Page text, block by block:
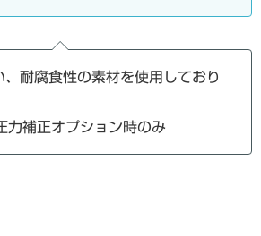
耐腐食性の素材を使用しており
補正オプション時のみ